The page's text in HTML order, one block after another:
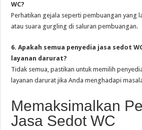
WC?
Perhatikan gejala seperti pembuangan yang
atau suara gurgling di saluran pembuangan.
6. Apakah semua penyedia jasa sedot
layanan darurat?
Tidak semua, pastikan untuk memilih
layanan darurat jika Anda menghadapi
Memaksimalkan
Jasa Sedot WC